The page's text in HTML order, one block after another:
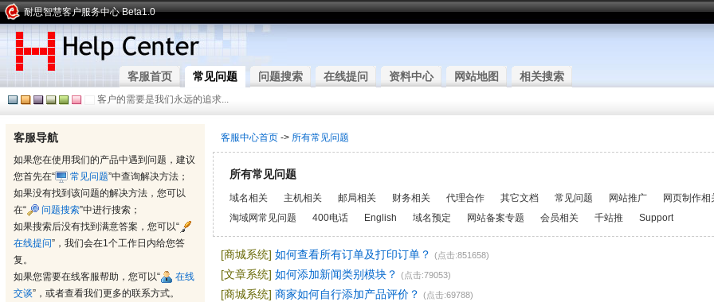
耐思智慧客户服务中心 Beta1.0
客服首页 常见问题 问题搜索 在线提问 资料中心 网站地图 相关搜索
客户的需要是我们永远的追求...
客服导航
如果您在使用我们的产品中遇到问题，建议
您首先在“
常见问题”中查询解决方法；
如果没有找到该问题的解决方法，您可以
在“
问题搜索”中进行搜索；
如果搜索后没有找到满意答案，您可以“
在线提问”，我们会在1个工作日内给您答
复。
如果您需要在线客服帮助，您可以“
在线
交谈”，或者查看我们更多的联系方式。
客服中心首页 -> 所有常见问题
所有常见问题
域名相关 主机相关 邮局相关 财务相关 代理合作 其它文档 常见问题 网站推广
网页制作相
淘域网常见问题
400电话 English 域名预定 网站备案专题 会员相关 千站推 Support
[商城系统] 如何查看所有订单及打印订单？ (点击:851658)
[文章系统] 如何添加新闻类别模块？ (点击:79053)
[商城系统] 商家如何自行添加产品评价？ (点击:69788)